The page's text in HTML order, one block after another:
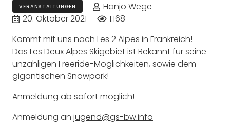
VERANSTALTUNGEN
Hanjo Wege
20. Oktober 2021
1.168
Kommt mit uns nach Les 2 Alpes in Frankreich!
Das Les Deux Alpes Skigebiet ist Bekannt für seine
unzähligen Freeride-Möglichkeiten, sowie dem
gigantischen Snowpark!
Anmeldung ab sofort möglich!
Anmeldung an jugend@gs-bw.info